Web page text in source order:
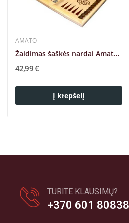
AMATO
Žaidimas šaškės nardai Amato Maxi 2in1 60x60cm
42,99 €
Į krepšelį
TURITE KLAUSIMŲ?
+370 601 80838